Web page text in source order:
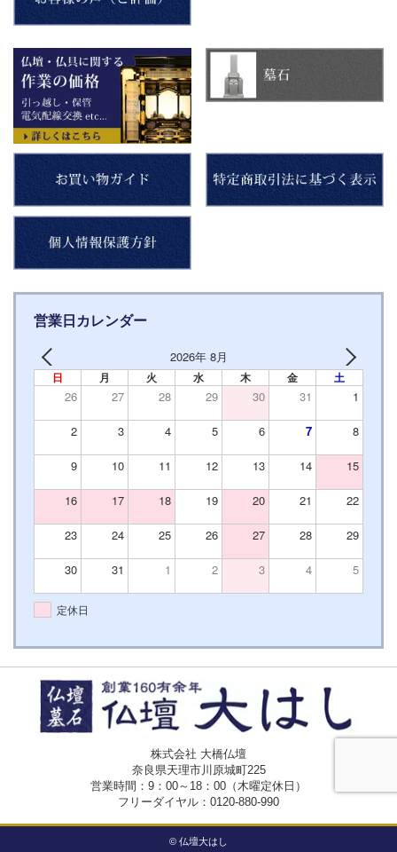
営業日カレンダー
2026年 8月
日 月 火 水 木 金 土
26 27 28 29 30 31 1
2 3 4 5 6 7 8
9 10 11 12 13 14 15
16 17 18 19 20 21 22
23 24 25 26 27 28 29
30 31 1 2 3 4 5
定休日
株式会社 大橋仏壇
奈良県天理市川原城町225
営業時間：9：00～18：00（木曜定休日）
フリーダイヤル： 0120-880-990
© 仏壇大はし